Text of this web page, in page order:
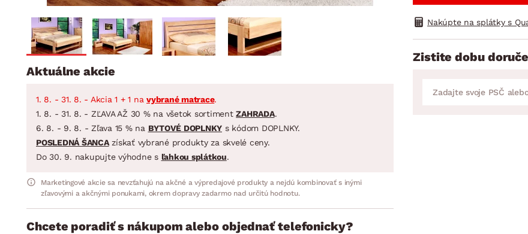
Nakúpte na splátky s
Zistite dobu
Aktuálne akcie
1. 8. - 31. 8. - Akcia 1 + 1 na vybrané matrace.
1. 8. - 31. 8. - ZĽAVA AŽ 30 % na všetok sortimentZAHRADA.
6. 8. - 9. 8. - Zľava 15 % na BYTOVÉ DOPLNKY s kódom DOPLNKY.
POSLEDNÁ ŠANCAzískať vybrané produkty za skvelé ceny.
Do 30. 9. nakupujte výhodne s ľahkou splátkou.
Marketingové akcie sa nevzťahujú na akčné a výpredajové produkty a nejdú kombinovať s inými
zľavovými a akčnými ponukami, okrem dopravy zadarmo nad určitú hodnotu.
Chcete poradiť s nákupom alebo objednať telefonicky?